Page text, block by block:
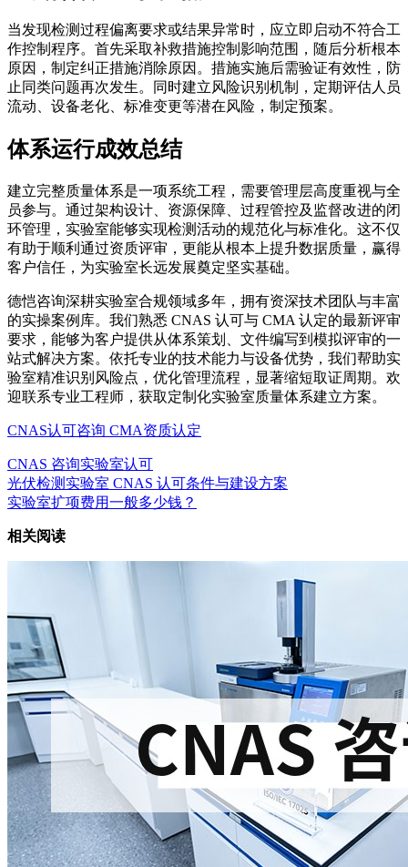
当发现检测过程偏离要求或结果异常时，应立即启动不符合工
作控制程序。首先采取补救措施控制影响范围，随后分析根本
原因，制定纠正措施消除原因。措施实施后需验证有效性，防
止同类问题再次发生。同时建立风险识别机制，定期评估人员
流动、设备老化、标准变更等潜在风险，制定预案。
体系运行成效总结
建立完整质量体系是一项系统工程，需要管理层高度重视与全
员参与。通过架构设计、资源保障、过程管控及监督改进的闭
环管理，实验室能够实现检测活动的规范化与标准化。这不仅
有助于顺利通过资质评审，更能从根本上提升数据质量，赢得
客户信任，为实验室长远发展奠定坚实基础。
德恺咨询深耕实验室合规领域多年，拥有资深技术团队与丰富
的实操案例库。我们熟悉 CNAS 认可与 CMA 认定的最新评审
要求，能够为客户提供从体系策划、文件编写到模拟评审的一
站式解决方案。依托专业的技术能力与设备优势，我们帮助实
验室精准识别风险点，优化管理流程，显著缩短取证周期。欢
迎联系专业工程师，获取定制化实验室质量体系建立方案。
CNAS认可咨询 CMA资质认定
CNAS 咨询实验室认可
光伏检测实验室 CNAS 认可条件与建设方案
实验室扩项费用一般多少钱？
相关阅读